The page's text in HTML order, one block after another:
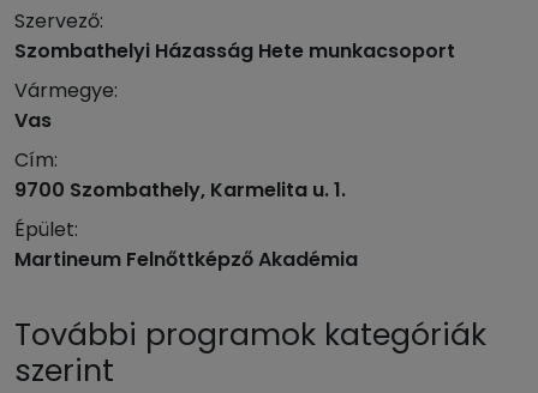
Szervező:
Szombathelyi Házasság Hete munkacsoport
Vármegye:
Vas
Cím:
9700 Szombathely, Karmelita u. 1.
Épület:
Martineum Felnőttképző Akadémia
További programok kategóriák
szerint